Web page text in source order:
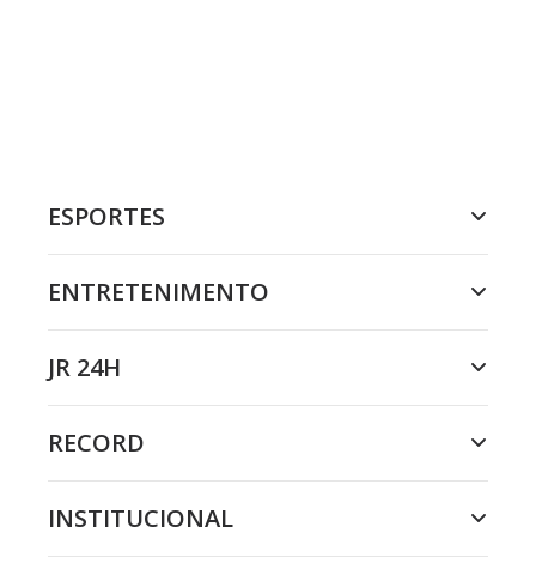
ESPORTES
ENTRETENIMENTO
JR 24H
RECORD
INSTITUCIONAL